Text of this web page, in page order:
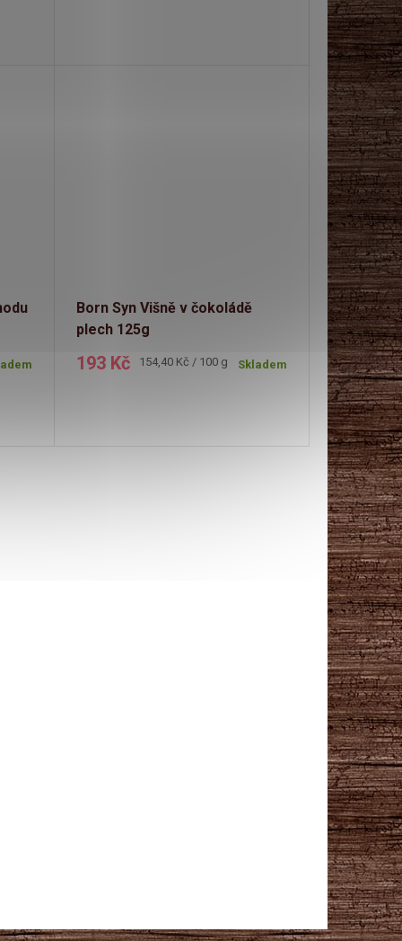
Born Syn Višně v čokoládě
plech 125g
193 Kč
Měrná
154,40 Kč / 100 g Skladem